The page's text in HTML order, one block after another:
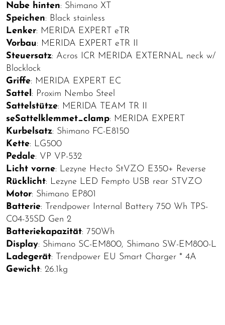
Nabe hinten: Shimano XT
Speichen: Black stainless
Lenker: MERIDA EXPERT eTR
Vorbau: MERIDA EXPERT eTR II
Steuersatz: Acros ICR MERIDA EXTERNAL neck w/
Blocklock
Griffe: MERIDA EXPERT EC
Sattel: Proxim Nembo Steel
Sattelstütze: MERIDA TEAM TR II
seSattelklemmet_clamp: MERIDA EXPERT
Kurbelsatz: Shimano FC-E8150
Kette: LG500
Pedale: VP VP-532
Licht vorne: Lezyne Hecto StVZO E350+ Reverse
Rücklicht: Lezyne LED Fempto USB rear STVZO
Motor: Shimano EP801
Batterie: Trendpower Internal Battery 750 Wh TPS-
C04-35SD Gen 2
Batteriekapazität: 750Wh
Display: Shimano SC-EM800, Shimano SW-EM800-L
Ladegerät: Trendpower EU Smart Charger * 4A
Gewicht: 26.1kg